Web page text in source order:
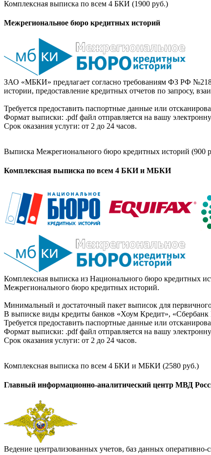
Комплексная выписка по всем 4 БКИ (1900 руб.)
Межрегиональное бюро кредитных историй
ЗАО «МБКИ» предлагает согласно требованиям ФЗ РФ
истории, предоставление кредитных отчетов по запросу,
Требуется предоставить паспортные данные или
Формат выписки: .pdf файл отправляется на вашу
Срок оказания услуги: от 2 до 24 часов.
Выписка Межрегионального бюро кредитных историй (900
Комплексная выписка по всем 4 БКИ и МБКИ
Комплексная выписка из Национального бюро кредитных
Межрегионального бюро кредитных историй.
Минимальный и достаточный пакет выписок для
В выписке виды кредиты банков «Хоум Кредит», «Сбербанк
Требуется предоставить паспортные данные или
Формат выписки: .pdf файл отправляется на вашу
Срок оказания услуги: от 2 до 24 часов.
Комплексная выписка по всем 4 БКИ и МБКИ (2580 руб.)
Главный информационно-аналитический центр МВД
Ведение централизованных учетов, баз данных